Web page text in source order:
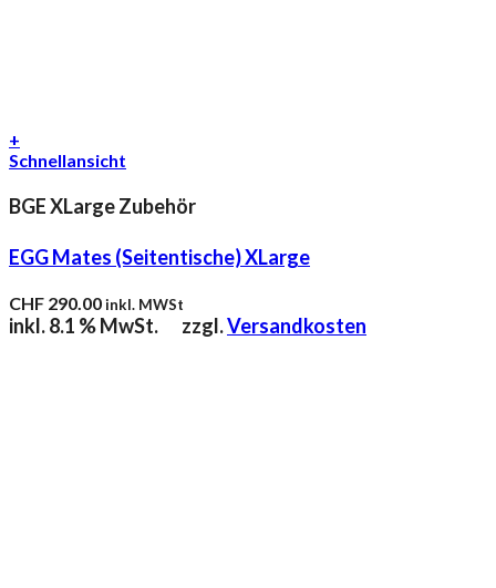
+
Schnellansicht
BGE XLarge Zubehör
EGG Mates (Seitentische) XLarge
CHF 290.00inkl. MWSt
inkl. 8.1 % MwSt. zzgl.Versandkosten